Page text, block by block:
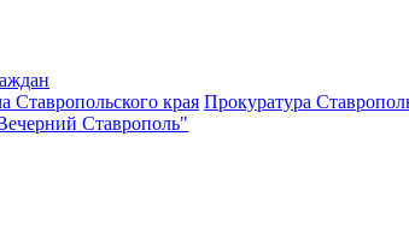
Ставропольского края Прокуратура
Ставрополь"